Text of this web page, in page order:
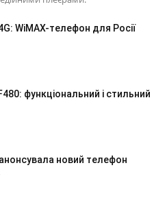
WiMAX-телефон для Росії
функціональний і стильний
новий телефон